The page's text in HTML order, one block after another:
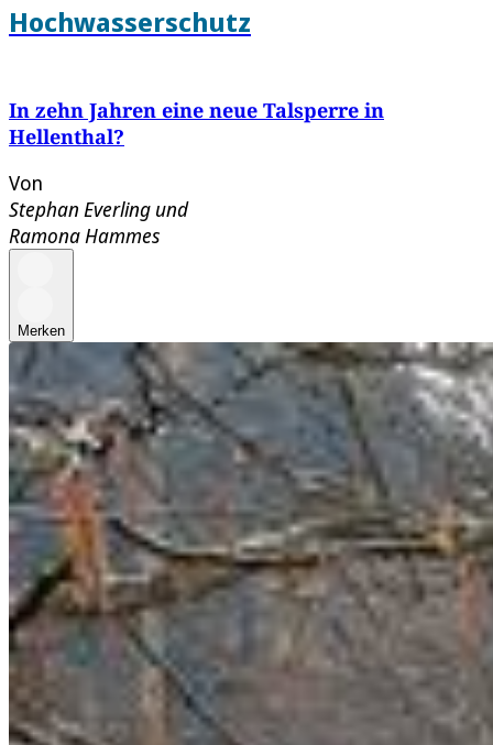
Hochwasserschutz
In zehn Jahren eine neue Talsperre in
Hellenthal?
Von
Stephan Everling und
Ramona Hammes
Merken